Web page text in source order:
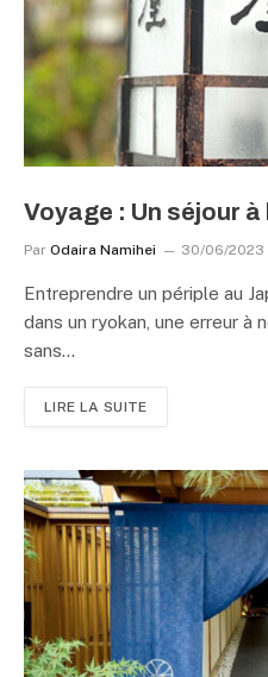
Voyage : Un séjour à
Par Odaira Namihei 30/06/2023
Entreprendre un périple au
dans un ryokan, une erreur à
sans…
LIRE LA SUITE